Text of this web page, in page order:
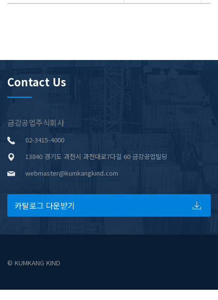
Contact Us
금강공업주식회사
02-3415-4000
13840 경기도 과천시 과천대로7다길 60 금강공업빌딩
webmaster@kumkangkind.com
카탈로그 다운받기
© KUMKANG KIND